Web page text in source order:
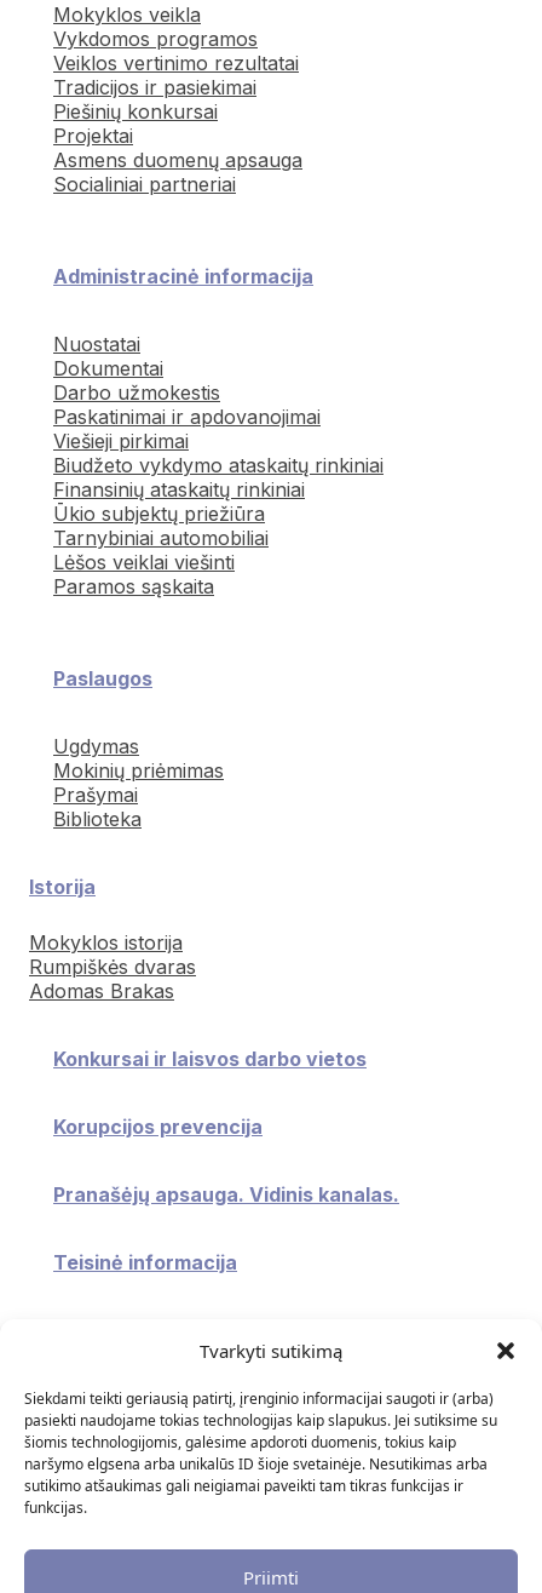
Tvarkyti sutikimą
Siekdami teikti geriausią patirtį, įrenginio informacijai saugoti ir (arba)
pasiekti naudojame tokias technologijas kaip slapukus. Jei sutiksime su
šiomis technologijomis, galėsime apdoroti duomenis, tokius kaip
naršymo elgsena arba unikalūs ID šioje svetainėje. Nesutikimas arba
sutikimo atšaukimas gali neigiamai paveikti tam tikras funkcijas ir
funkcijas.
Priimti
Mokyklos veikla
Vykdomos programos
Veiklos vertinimo rezultatai
Tradicijos ir pasiekimai
Piešinių konkursai
Projektai
Asmens duomenų apsauga
Socialiniai partneriai
Administracinė informacija
Nuostatai
Dokumentai
Darbo užmokestis
Paskatinimai ir apdovanojimai
Viešieji pirkimai
Biudžeto vykdymo ataskaitų rinkiniai
Finansinių ataskaitų rinkiniai
Ūkio subjektų priežiūra
Tarnybiniai automobiliai
Lėšos veiklai viešinti
Paramos sąskaita
Paslaugos
Ugdymas
Mokinių priėmimas
Prašymai
Biblioteka
Istorija
Mokyklos istorija
Rumpiškės dvaras
Adomas Brakas
Konkursai ir laisvos darbo vietos
Korupcijos prevencija
Pranašėjų apsauga. Vidinis kanalas.
Teisinė informacija
Atviri duomenys
Naudingos nuorodos